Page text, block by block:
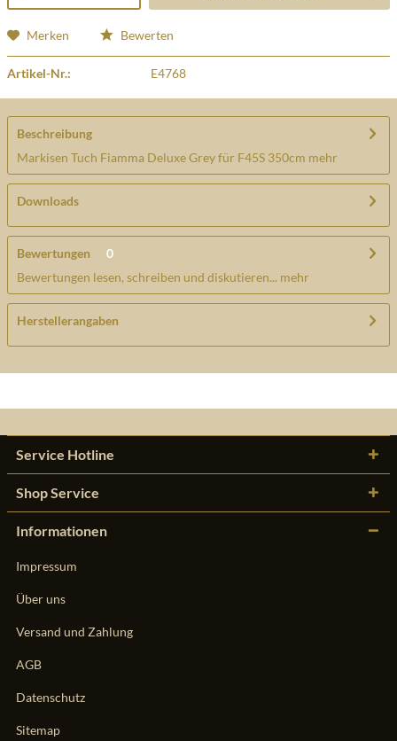
Merken Bewerten
Artikel-Nr.: E4768
Beschreibung
Markisen Tuch Fiamma Deluxe Grey für F45S 350cm mehr
Downloads
Bewertungen
0
Bewertungen lesen, schreiben und diskutieren... mehr
Herstellerangaben
Service Hotline
Shop Service
Informationen
Impressum
Über uns
Versand und Zahlung
AGB
Datenschutz
Sitemap